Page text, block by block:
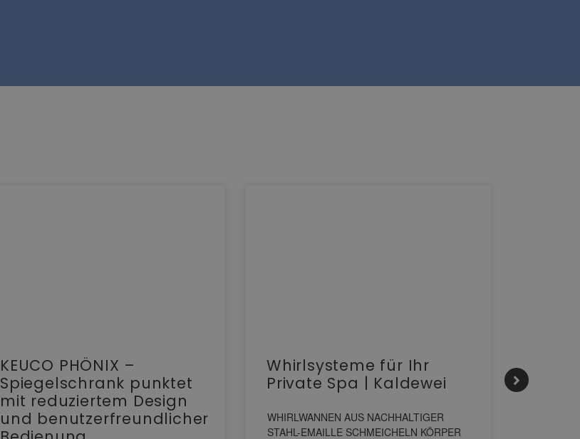
KEUCO PHÖNIX –
Spiegelschrank punktet
mit reduziertem Design
und benutzerfreundlicher
Whirlsysteme für Ihr
Private Spa | Kaldewei
WHIRLWANNEN AUS NACHHALTIGER
STAHL-EMAILLE SCHMEICHELN KÖRPER